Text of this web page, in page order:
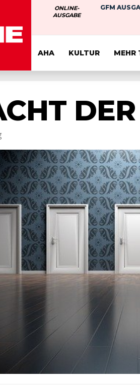
ONLINE-
AUSGABE
GFM
AHA KULTUR MEHR